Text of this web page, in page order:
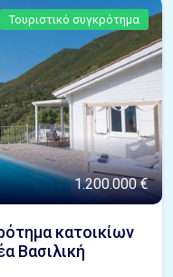
Τουριστικό συγκρότημα
1.200.000 €
κατοικίων
Βασιλική